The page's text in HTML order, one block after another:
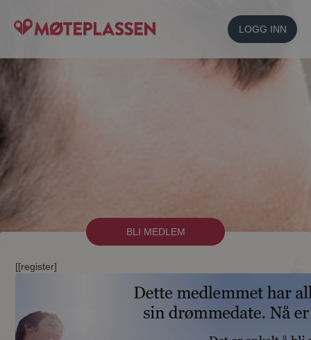
LOGG INN
BLI MEDLEM
[[register]